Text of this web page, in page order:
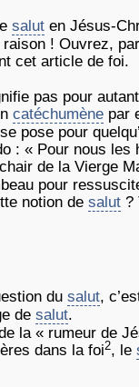
salut en Jésus-
! Ouvrez,
cet article de foi.
pas pour
catéchumène par
pose pour
: « Pour nous les
de la Vierge
pour
notion de salut ?
du salut,
de salut.
la « rumeur de
dans la foi2, le